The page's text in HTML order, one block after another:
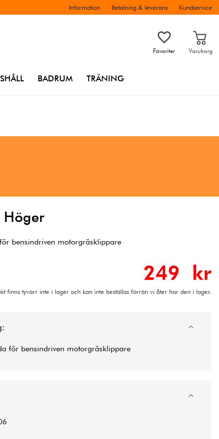
Information Betalning & leverans Kundservice
Favoriter Varukorg
BADRUM TRÄNING
Höger
bensindriven motorgräsklippare
249 kr
finns tyvärr inte i lager och kan inte beställas förrän vi åter har den i lager.
för bensindriven motorgräsklippare